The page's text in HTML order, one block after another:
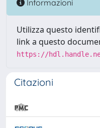
Informazioni
Utilizza questo
link a questo
https://
Citazioni